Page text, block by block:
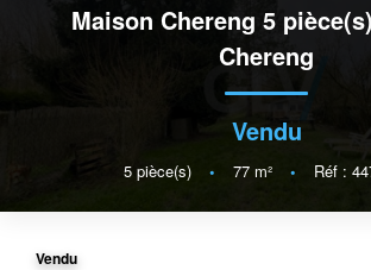
Maison Chereng 5
Chereng
Vendu
5 pièce(s) • 77 m² • Réf :
Vendu